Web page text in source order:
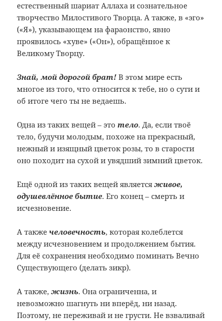
естественный шариат Аллаха и сознательное
творчество Милостивого Творца. А также, в «эго»
(«Я»), указывающем на фараонство, явно
проявилось «хуве» («Он»), обращённое к
Великому Творцу.
Знай, мой дорогой брат! В этом мире есть
многое из того, что относится к тебе, но о сути и
об итоге чего ты не ведаешь.
Одна из таких вещей – этотело. Да, если твоё
тело, будучи молодым, похоже на прекрасный,
нежный и изящный цветок розы, то в старости
оно походит на сухой и увядший зимний цветок.
Ещё одной из таких вещей являетсяживое,
одушевлённое бытие. Его конец – смерть и
исчезновение.
А такжечеловечность, которая колеблется
между исчезновением и продолжением бытия.
Для её сохранения необходимо поминать Вечно
Существующего (делать зикр).
А также,жизнь. Она ограниченна, и
невозможно шагнуть ни вперёд, ни назад.
Поэтому, не переживай и не грусти. Не взваливай